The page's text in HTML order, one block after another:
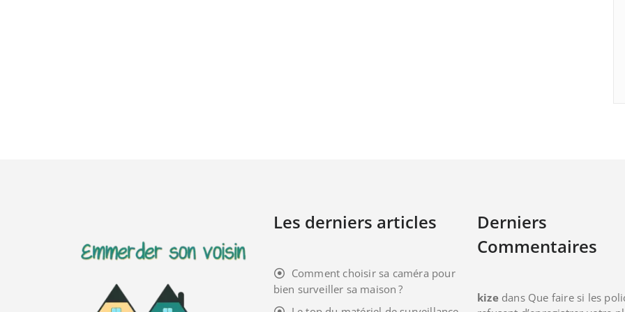
Les derniers articles
Comment choisir sa caméra pour
bien surveiller sa maison ?
Derniers
Commentaires
kizedans Que faire si les